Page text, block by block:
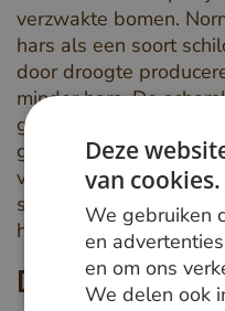
verzwakte bomen.
hars als een soort
door droogte
minder hars. De
groot, maar kan door
gangenstelsels in de
veroorzaken. In 2019
schorskevers nog tot
hectare Duits naaldbos.
Dalende
Deze
van cookies.
We gebruiken
en
en om ons
We delen ook